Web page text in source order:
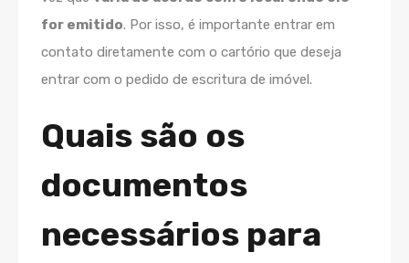
for emitido. Por isso, é importante entrar em
contato diretamente com o cartório que deseja
entrar com o pedido de escritura de imóvel.
Quais são os
documentos
necessários para